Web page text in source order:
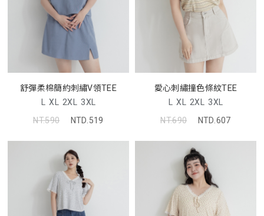
舒彈柔棉簡約刺繡V領TEE
L XL 2XL 3XL
NT.590
NTD.519
愛心刺繡撞色條紋TEE
L XL 2XL 3XL
NT.690
NTD.607